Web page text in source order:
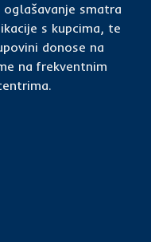
oglašavanje smatra
s kupcima, te
donose na
na frekventnim